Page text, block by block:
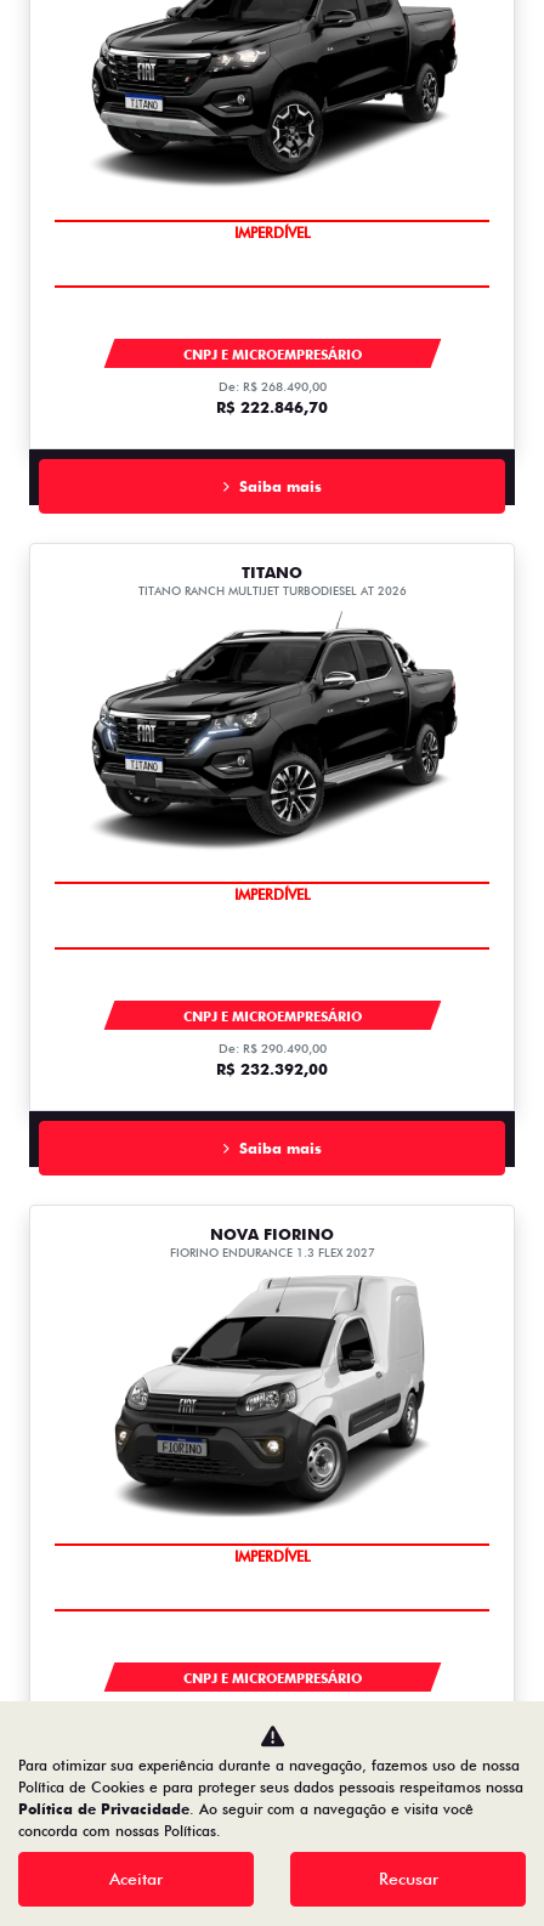
IMPERDÍVEL
CNPJ E MICROEMPRESÁRIO
De: R$ 268.490,00
R$ 222.846,70
Saiba mais
TITANO
TITANO RANCH MULTIJET TURBODIESEL AT 2026
IMPERDÍVEL
CNPJ E MICROEMPRESÁRIO
De: R$ 290.490,00
R$ 232.392,00
Saiba mais
NOVA FIORINO
FIORINO ENDURANCE 1.3 FLEX 2027
IMPERDÍVEL
CNPJ E MICROEMPRESÁRIO
R$ 105.727,05
Saiba mais
Para otimizar sua experiência durante a navegação, fazemos uso de nossa
Política de Cookies e para proteger seus dados pessoais respeitamos nossa
Política de Privacidade. Ao seguir com a navegação e visita você
concorda com nossas Políticas.
Aceitar Recusar